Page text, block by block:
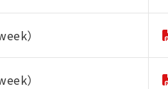
）
）